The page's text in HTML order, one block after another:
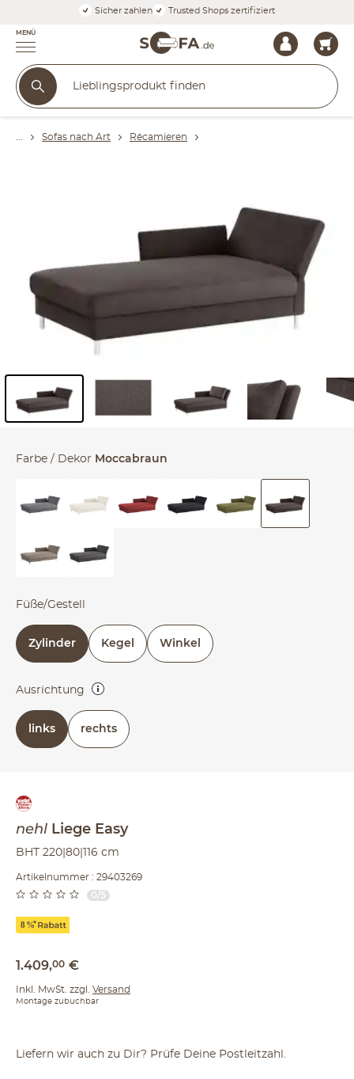
Sicher zahlen Trusted Shops zertifiziert
MENÜ
Sofas nach Art Récamieren
nehl Liege Easy
BHT 220|80|116 cm
Artikelnummer : 29403269
0/5
1.409,00 €
Inkl. MwSt. zzgl. Versand
Montage zubuchbar
Farbe / Dekor Moccabraun
Füße/Gestell
Zylinder Kegel Winkel
Ausrichtung
rechts oder links (bezieht sich auf die Draufsicht)
links rechts
Liefern wir auch zu Dir? Prüfe Deine Postleitzahl.